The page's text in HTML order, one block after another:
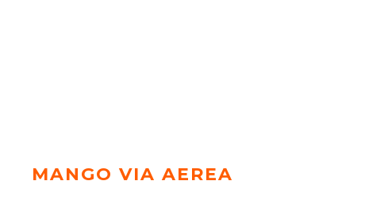
MANGO VIA AEREA